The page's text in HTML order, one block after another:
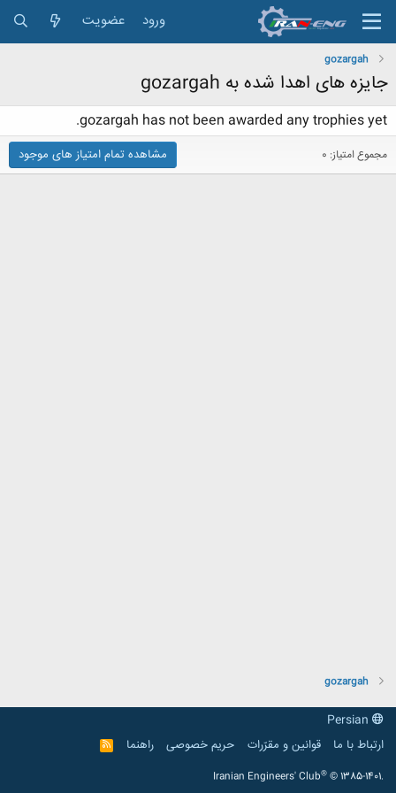
ورود عضویت
gozargah
جایزه های اهدا شده به gozargah
gozargah has not been awarded any trophies yet.
مجموع امتیاز: 0 مشاهده تمام امتیاز های موجود
gozargah
ارتباط با ما
قوانین و مقرّرات حریم خصوصی راهنما
R
S
Iranian Engineers' Club® © 1385-1401.